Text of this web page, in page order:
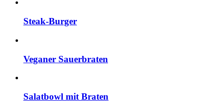
Steak-Burger
Veganer Sauerbraten
Salatbowl mit Braten